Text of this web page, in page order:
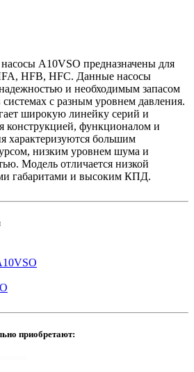
A10VSO предназначены для
HFB, HFC. Данные насосы
и необходимым запасом
с разным уровнем давления.
широкую линейку серий и
конструкцией, функционалом и
характеризуются большим
низким уровнем шума и
Модель отличается низкой
габаритами и высоким КПД.
приобретают: